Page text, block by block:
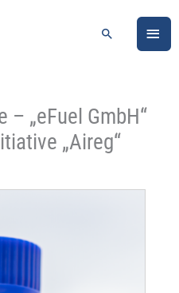
Suchen
„eFuel GmbH“
„Aireg“